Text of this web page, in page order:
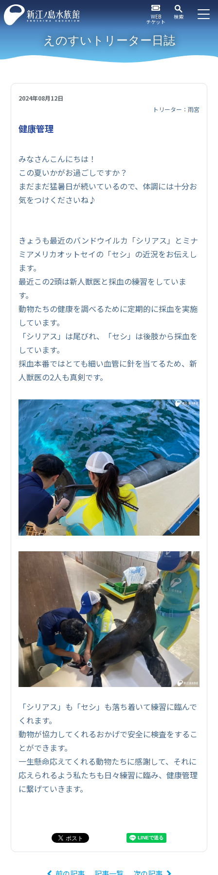
WEB
チケット
検索
えのすいトリーター日誌
2024年08月12日
トリーター：雨宮
健康管理
みなさんこんにちは！
この夏いかがお過ごしですか？
まだまだ猛暑日が続いているので、体調には十分お
気をつけくださいね♪
きょうも最近のバンドウイルカ「シリアス」とミナ
ミアメリカオットセイの「セシ」の近況をお伝えし
ます。
最近この2頭は新人獣医と採血の練習をしていま
す。
動物たちの健康を調べるために定期的に採血を実施
しています。
「シリアス」は尾びれ、「セシ」は後肢から採血を
しています。
採血本番ではとても細い血管に針を当てるため、新
人獣医の2人も真剣です。
「シリアス」も「セシ」も落ち着いて練習に臨んで
くれます。
動物が協力してくれるおかげで安全に検査をするこ
とができます。
一生懸命応えてくれる動物たちに感謝して、それに
応えられるよう私たちも日々練習に臨み、健康管理
に繋げていきます。